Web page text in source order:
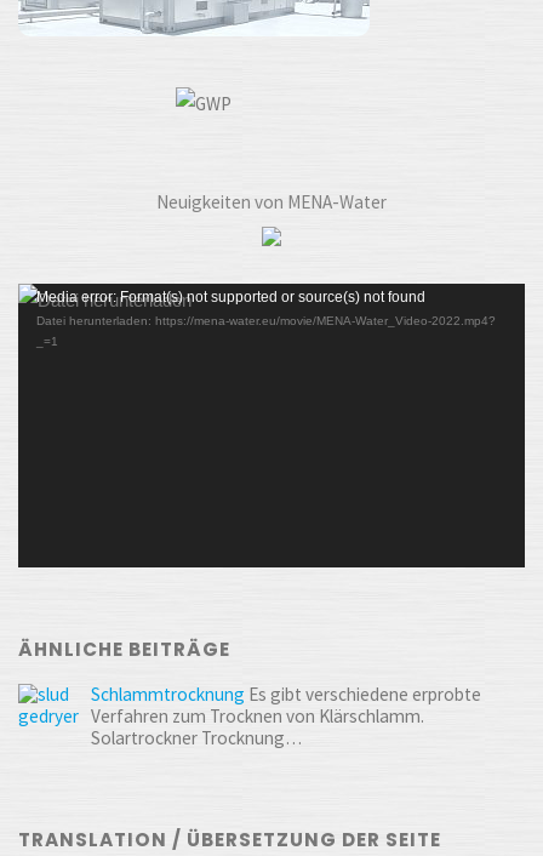
Neuigkeiten von MENA-Water
Video-
Player
Media error: Format(s) not supported or source(s) not found
Datei herunterladen: https://mena-water.eu/movie/MENA-Water_Video-2022.mp4?
_=1
ÄHNLICHE BEITRÄGE
Schlammtrocknung Es gibt verschiedene erprobte
Verfahren zum Trocknen von Klärschlamm.
Solartrockner Trocknung…
TRANSLATION / ÜBERSETZUNG DER SEITE